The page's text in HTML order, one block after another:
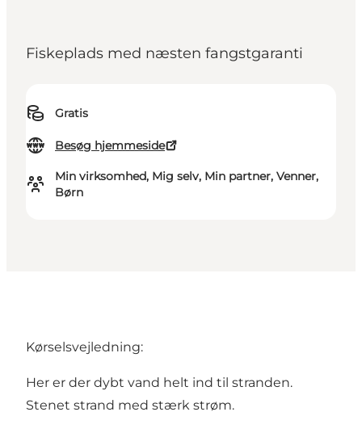
Fiskeplads med næsten fangstgaranti
Gratis
Besøg hjemmeside
Min virksomhed, Mig selv, Min partner, Venner,
Børn
Kørselsvejledning:
Her er der dybt vand helt ind til stranden.
Stenet strand med stærk strøm.